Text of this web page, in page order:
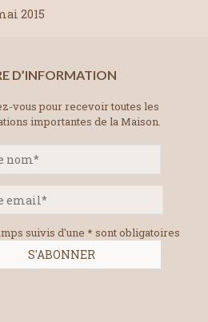
2015
D’INFORMATION
vous pour recevoir toutes les
importantes de la Maison.
suivis d'une * sont obligatoires